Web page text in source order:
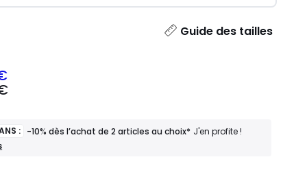
Guide des tailles
: -10% dès l’achat de 2 articles au choix* J'en profite !